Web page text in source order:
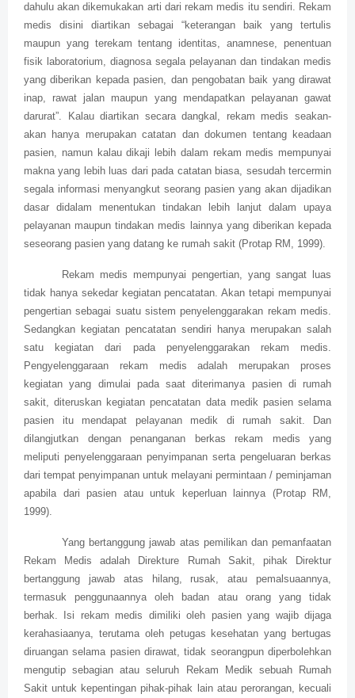
dahulu akan dikemukakan arti dari rekam medis itu sendiri. Rekam
medis disini diartikan sebagai “keterangan baik yang tertulis
maupun yang terekam tentang identitas, anamnese, penentuan
fisik laboratorium, diagnosa segala pelayanan dan tindakan medis
yang diberikan kepada pasien, dan pengobatan baik yang dirawat
inap, rawat jalan maupun yang mendapatkan pelayanan gawat
darurat”. Kalau diartikan secara dangkal, rekam medis seakan-
akan hanya merupakan catatan dan dokumen tentang keadaan
pasien, namun kalau dikaji lebih dalam rekam medis mempunyai
makna yang lebih luas dari pada catatan biasa, sesudah tercermin
segala informasi menyangkut seorang pasien yang akan dijadikan
dasar didalam menentukan tindakan lebih lanjut dalam upaya
pelayanan maupun tindakan medis lainnya yang diberikan kepada
seseorang pasien yang datang ke rumah sakit (Protap RM, 1999).
Rekam medis mempunyai pengertian, yang sangat luas
tidak hanya sekedar kegiatan pencatatan. Akan tetapi mempunyai
pengertian sebagai suatu sistem penyelenggarakan rekam medis.
Sedangkan kegiatan pencatatan sendiri hanya merupakan salah
satu kegiatan dari pada penyelenggarakan rekam medis.
Pengyelenggaraan rekam medis adalah merupakan proses
kegiatan yang dimulai pada saat diterimanya pasien di rumah
sakit, diteruskan kegiatan pencatatan data medik pasien selama
pasien itu mendapat pelayanan medik di rumah sakit. Dan
dilangjutkan dengan penanganan berkas rekam medis yang
meliputi penyelenggaraan penyimpanan serta pengeluaran berkas
dari tempat penyimpanan untuk melayani permintaan / peminjaman
apabila dari pasien atau untuk keperluan lainnya (Protap RM,
1999).
Yang bertanggung jawab atas pemilikan dan pemanfaatan
Rekam Medis adalah Direkture Rumah Sakit, pihak Direktur
bertanggung jawab atas hilang, rusak, atau pemalsuaannya,
termasuk penggunaannya oleh badan atau orang yang tidak
berhak. Isi rekam medis dimiliki oleh pasien yang wajib dijaga
kerahasiaanya, terutama oleh petugas kesehatan yang bertugas
diruangan selama pasien dirawat, tidak seorangpun diperbolehkan
mengutip sebagian atau seluruh Rekam Medik sebuah Rumah
Sakit untuk kepentingan pihak-pihak lain atau perorangan, kecuali